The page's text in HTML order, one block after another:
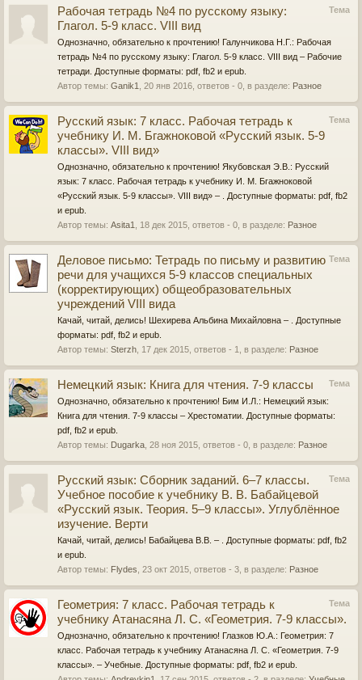
Тема
Рабочая тетрадь №4 по русскому языку:
Глагол. 5-9 класс. VIII вид
Однозначно, обязательно к прочтению! Галунчикова Н.Г.: Рабочая
тетрадь №4 по русскому языку: Глагол. 5-9 класс. VIII вид – Рабочие
тетради. Доступные форматы: pdf, fb2 и epub.
Автор темы: Ganik1 20 янв 2016 , ответов - 0, в разделе: Разное
Тема
Русский язык: 7 класс. Рабочая тетрадь к
учебнику И. М. Бгажноковой «Русский язык. 5-9
классы». VIII вид»
Однозначно, обязательно к прочтению! Якубовская Э.В.: Русский
язык: 7 класс. Рабочая тетрадь к учебнику И. М. Бгажноковой
«Русский язык. 5-9 классы». VIII вид» – . Доступные форматы: pdf, fb2
и epub.
Автор темы: Asita1 18 дек 2015 , ответов - 0, в разделе: Разное
Тема
Деловое письмо: Тетрадь по письму и развитию
речи для учащихся 5-9 классов специальных
(корректирующих) общеобразовательных
учреждений VIII вида
Качай, читай, делись! Шехирева Альбина Михайловна – . Доступные
форматы: pdf, fb2 и epub.
Автор темы: Sterzh 17 дек 2015 , ответов - 1, в разделе: Разное
Тема
Немецкий язык: Книга для чтения. 7-9 классы
Однозначно, обязательно к прочтению! Бим И.Л.: Немецкий язык:
Книга для чтения. 7-9 классы – Хрестоматии. Доступные форматы:
pdf, fb2 и epub.
Автор темы: Dugarka 28 ноя 2015 , ответов - 0, в разделе: Разное
Тема
Русский язык: Сборник заданий. 6–7 классы.
Учебное пособие к учебнику В. В. Бабайцевой
«Русский язык. Теория. 5–9 классы». Углублённое
изучение. Верти
Качай, читай, делись! Бабайцева В.В. – . Доступные форматы: pdf, fb2
и epub.
Автор темы: Flydes 23 окт 2015 , ответов - 3, в разделе: Разное
Тема
Геометрия: 7 класс. Рабочая тетрадь к
учебнику Атанасяна Л. С. «Геометрия. 7-9 классы».
Однозначно, обязательно к прочтению! Глазков Ю.А.: Геометрия: 7
класс. Рабочая тетрадь к учебнику Атанасяна Л. С. «Геометрия. 7-9
классы». – Учебные. Доступные форматы: pdf, fb2 и epub.